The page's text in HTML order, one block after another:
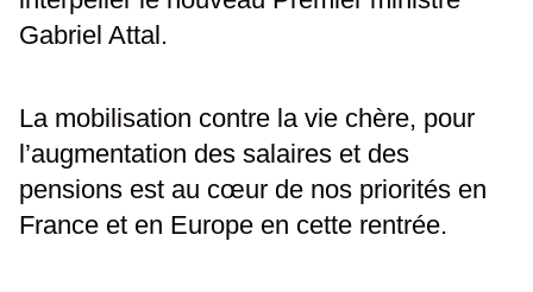
Gabriel Attal.
La mobilisation contre la vie chère, pour
l’augmentation des salaires et des
pensions est au cœur de nos priorités en
France et en Europe en cette rentrée.